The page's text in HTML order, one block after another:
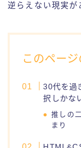
逆らえない現実が
このペー
30代を過
択しかな
推しの
まり